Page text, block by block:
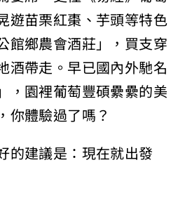
遊苗栗紅棗、芋頭等特色
鄉農會酒莊」，買支穿
帶走。早已國內外馳名
園裡葡萄豐碩纍纍的美
體驗過了嗎？
建議是：現在就出發